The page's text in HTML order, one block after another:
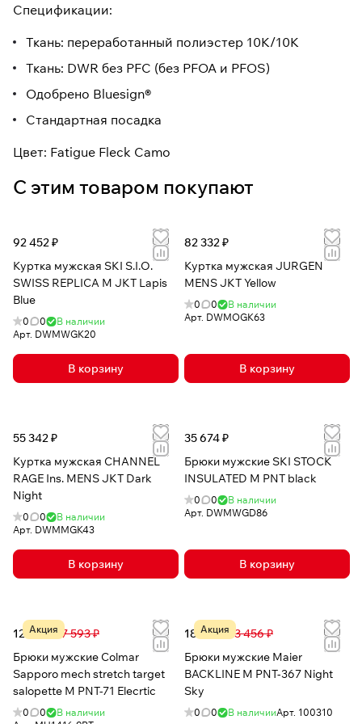
Спецификации:
Ткань: переработанный полиэстер 10K/10K
Ткань: DWR без PFC (без PFOA и PFOS)
Одобрено Bluesign®
Стандартная посадка
Цвет: Fatigue Fleck Camo
С этим товаром покупают
92 452 ₽
Куртка мужская SKI S.I.O.
SWISS REPLICA M JKT Lapis
Blue
0 0
В наличии
Арт. DWMWGK20
В корзину
82 332 ₽
Куртка мужская JURGEN
MENS JKT Yellow
0 0
В наличии
Арт. DWMOGK63
В корзину
55 342 ₽
Куртка мужская CHANNEL
RAGE Ins. MENS JKT Dark
Night
0 0
В наличии
Арт. DWMMGK43
В корзину
35 674 ₽
Брюки мужские SKI STOCK
INSULATED M PNT black
0 0
В наличии
Арт. DWMWGD86
В корзину
Акция
12 175 ₽27 593 ₽
Брюки мужские Colmar
Sapporo mech stretch target
salopette M PNT-71 Elecrtic
0 0
В наличии
Акция
18 821 ₽23 456 ₽
Брюки мужские Maier
BACKLINE M PNT-367 Night
Sky
0 0 В наличииАрт. 100310